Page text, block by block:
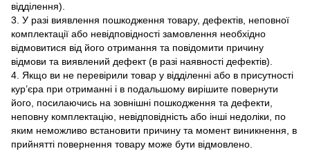
відділення).
3. У разі виявлення пошкодження товару, дефектів, неповної
комплектації або невідповідності замовлення необхідно
відмовитися від його отримання та повідомити причину
відмови та виявлений дефект (в разі наявності дефектів).
4. Якщо ви не перевірили товар у відділенні або в присутності
кур’єра при отриманні і в подальшому вирішите повернути
його, посилаючись на зовнішні пошкодження та дефекти,
неповну комплектацію, невідповідність або інші недоліки, по
яким неможливо встановити причину та момент виникнення, в
прийнятті повернення товару може бути відмовлено.